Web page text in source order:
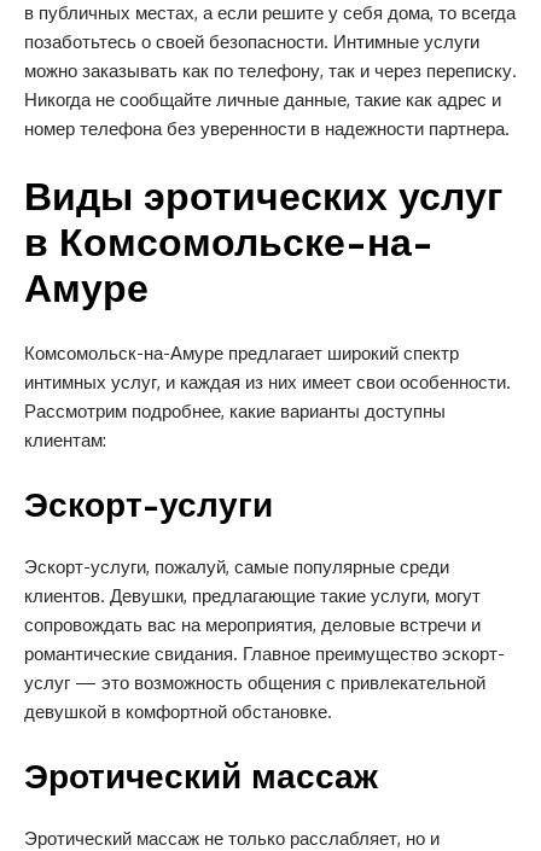
в публичных местах, а если решите у себя дома, то всегда
позаботьтесь о своей безопасности. Интимные услуги
можно заказывать как по телефону, так и через переписку.
Никогда не сообщайте личные данные, такие как адрес и
номер телефона без уверенности в надежности партнера.
Виды эротических услуг
в Комсомольске-на-
Амуре
Комсомольск-на-Амуре предлагает широкий спектр
интимных услуг, и каждая из них имеет свои особенности.
Рассмотрим подробнее, какие варианты доступны
клиентам:
Эскорт-услуги
Эскорт-услуги, пожалуй, самые популярные среди
клиентов. Девушки, предлагающие такие услуги, могут
сопровождать вас на мероприятия, деловые встречи и
романтические свидания. Главное преимущество эскорт-
услуг — это возможность общения с привлекательной
девушкой в комфортной обстановке.
Эротический массаж
Эротический массаж не только расслабляет, но и